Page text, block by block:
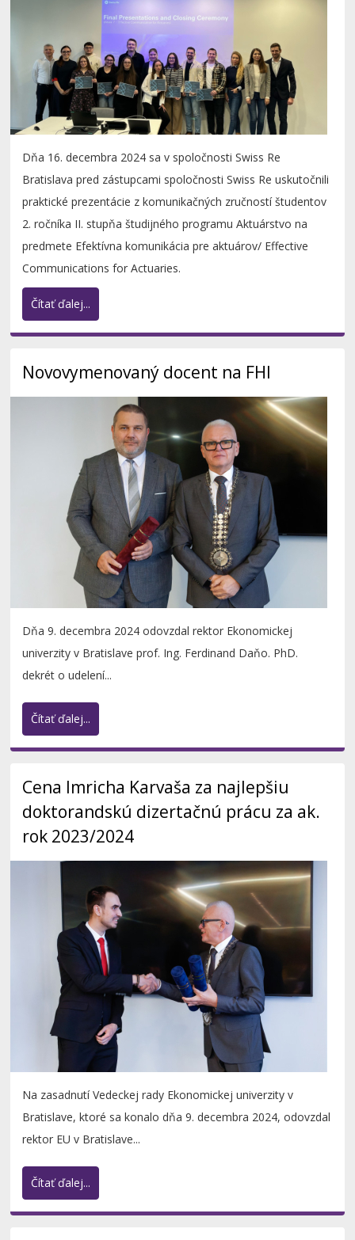
Dňa 16. decembra 2024 sa v spoločnosti Swiss Re
Bratislava pred zástupcami spoločnosti Swiss Re uskutočnili
praktické prezentácie z komunikačných zručností študentov
2. ročníka II. stupňa študijného programu Aktuárstvo na
predmete Efektívna komunikácia pre aktuárov/ Effective
Communications for Actuaries.
Čítať ďalej...
Novovymenovaný docent na FHI
Dňa 9. decembra 2024 odovzdal rektor Ekonomickej
univerzity v Bratislave prof. Ing. Ferdinand Daňo. PhD.
dekrét o udelení...
Čítať ďalej...
Cena Imricha Karvaša za najlepšiu
doktorandskú dizertačnú prácu za ak.
rok 2023/2024
Na zasadnutí Vedeckej rady Ekonomickej univerzity v
Bratislave, ktoré sa konalo dňa 9. decembra 2024, odovzdal
rektor EU v Bratislave...
Čítať ďalej...